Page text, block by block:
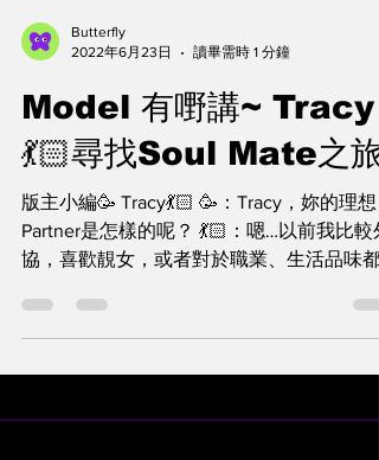
Butterfly
2022年6月23日
讀畢需時 1 分鐘
Model 有嘢講~ Tracy
💃🏻尋找Soul Mate之旅
版主小編🥳 Tracy💃🏻 🥳：Tracy，妳的理想
Partner是怎樣的呢？ 💃🏻：嗯…以前我比較
有車接送她，就覺得不夠好。...